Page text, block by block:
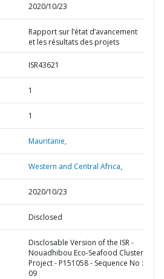
2020/10/23
Rapport sur l’état d’avancement
et les résultats des projets
ISR43621
1
1
Mauritanie,
Western and Central Africa,
2020/10/23
Disclosed
Disclosable Version of the ISR -
Nouadhibou Eco-Seafood Cluster
Project - P151058 - Sequence No :
09